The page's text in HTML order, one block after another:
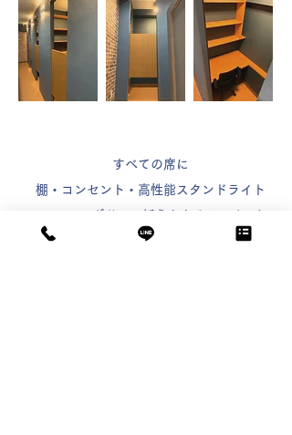
すべての席に
棚・コンセント・高性能スタンドライト
ロッキング機能付きチェア 付き